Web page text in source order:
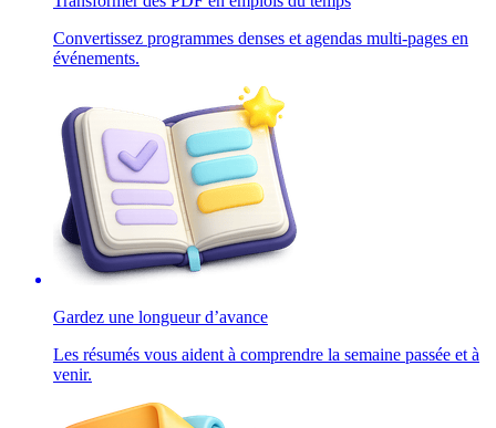
Convertissez programmes denses et agendas multi-pages en
événements.
Gardez une longueur d’avance
Les résumés vous aident à comprendre la semaine passée et à
venir.